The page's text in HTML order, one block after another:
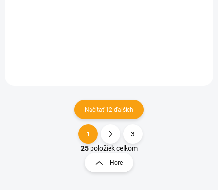
O
v
á
d
Načítať 12 ďalších
S
t
r
á
1
3
25položiek celkom
Hore